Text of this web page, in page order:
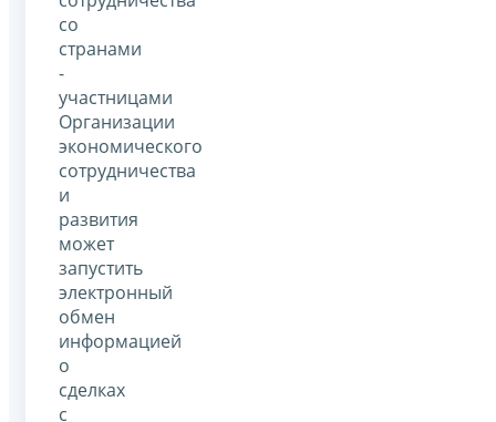
со
странами
-
участницами
Организации
экономического
сотрудничества
и
развития
может
запустить
электронный
обмен
информацией
о
сделках
с